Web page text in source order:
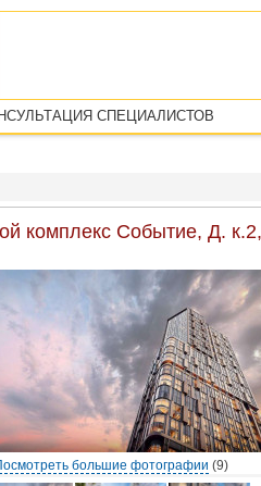
СПЕЦИАЛИСТОВ
комплекс Событие, Д. к.2,
большие фотографии (9)